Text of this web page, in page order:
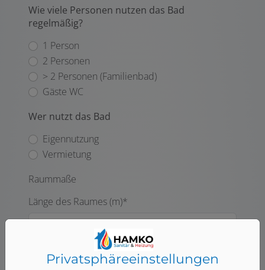
Wie viele Personen nutzen das Bad
regelmäßig?
1 Person
2 Personen
> 2 Personen (Familienbad)
Gäste WC
Wer nutzt das Bad
Eigennutzung
Vermietung
Raummaße
Länge des Raumes (m)*
Breite des Raumes (m)
Privatsphäre­einstellungen